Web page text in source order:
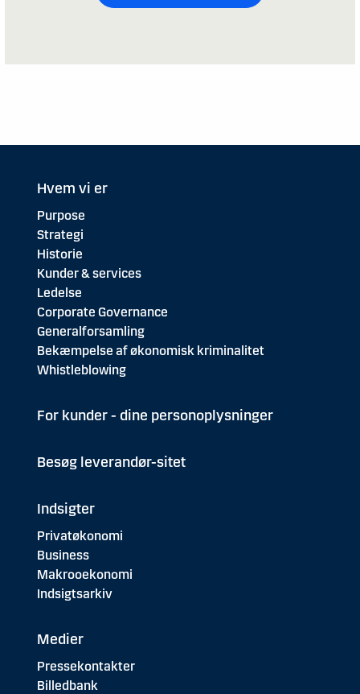
Hvem vi er
Purpose
Strategi
Historie
Kunder & services
Ledelse
Corporate Governance
Generalforsamling
Bekæmpelse af økonomisk kriminalitet
Whistleblowing
For kunder - dine personoplysninger
Besøg leverandør-sitet
Indsigter
Privatøkonomi
Business
Makrooekonomi
Indsigtsarkiv
Medier
Pressekontakter
Billedbank